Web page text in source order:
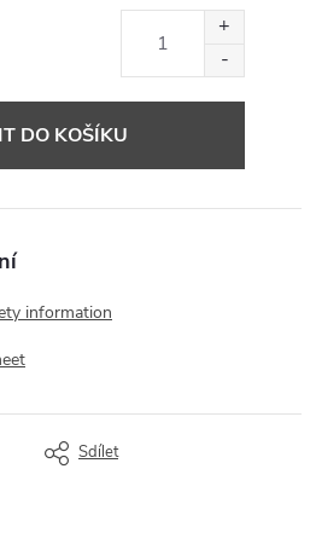
DO KOŠÍKU
information
Sdílet